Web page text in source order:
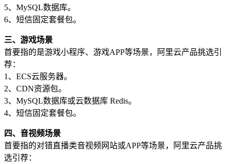
5、MySQL数据库。
6、短信固定套餐包。
三、游戏场景
首要指的是游戏小程序、游戏APP等场景，阿里云产品挑选引
荐：
1、ECS云服务器。
2、CDN资源包。
3、MySQL数据库或云数据库 Redis。
4、短信固定套餐包。
四、音视频场景
首要指的对错直播类音视频网站或APP等场景，阿里云产品挑
选引荐：